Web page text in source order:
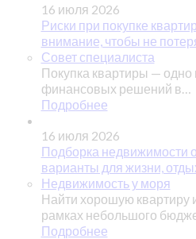
16 июля 2026
Риски при покупке
внимание, чтобы не
Совет специалиста
Покупка квартиры —
финансовых решений в…
Подробнее
16 июля 2026
Подборка недвижимости
варианты для жизни,
Недвижимость у моря
Найти хорошую квартиру
рамках небольшого
Подробнее